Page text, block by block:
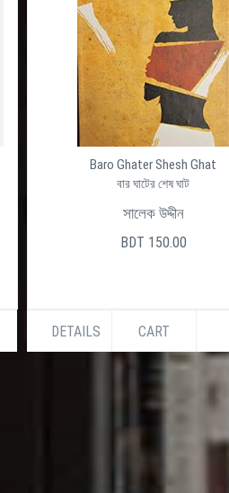
Baro Ghater Shesh Ghat
বার ঘাটের শেষ ঘাট
সালেক উদ্দীন
BDT 150.00
DETAILS CART